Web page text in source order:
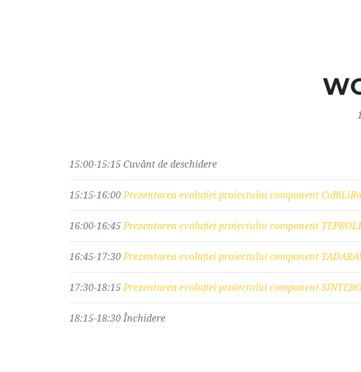
15:00-15:15 Cuvânt de deschidere
15:15-16:00Prezentarea evoluției proiectului component CoBiLiRo
16:00-16:45Prezentarea evoluției proiectului component
16:45-17:30Prezentarea evoluției proiectului component
17:30-18:15Prezentarea evoluției proiectului component
18:15-18:30 Închidere